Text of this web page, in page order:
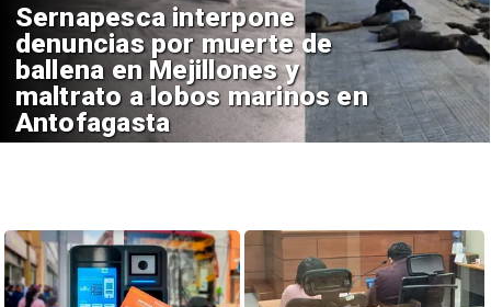
Sernapesca interpone
denuncias por muerte de
ballena en Mejillones y
maltrato a lobos marinos en
Antofagasta